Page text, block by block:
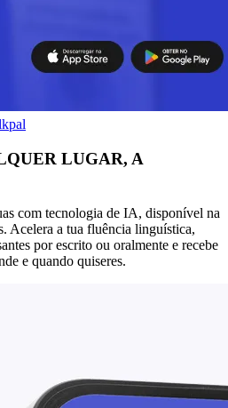
LUGAR, A
com tecnologia de IA, disponível na
Acelera a tua fluência linguística,
por escrito ou oralmente e recebe
e quando quiseres.